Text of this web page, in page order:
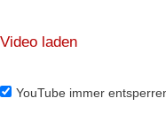
Video laden
YouTube immer